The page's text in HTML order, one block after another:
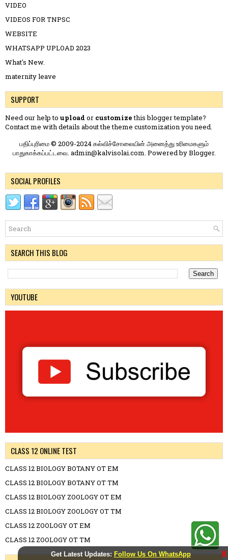
Get Latest Updates:Follow Us On WhatsApp X
VIDEO
VIDEOS FOR TNPSC
WEBSITE
WHATSAPP UPLOAD 2023
What's New.
maternity leave
SUPPORT
Need our help to upload or customizethis blogger template?
Contact me with details about the theme customization you need.
பதிப்புரிமை © 2009-2024 கல்விச்சோலையின் அனைத்து உரிமைகளும்
பாதுகாக்கப்பட்டவை. admin@kalvisolai.com. Powered byBlogger.
SOCIAL PROFILES
SEARCH THIS BLOG
YOUTUBE
CLASS 12 ONLINE TEST
CLASS 12 BIOLOGY BOTANY OT EM
CLASS 12 BIOLOGY BOTANY OT TM
CLASS 12 BIOLOGY ZOOLOGY OT EM
CLASS 12 BIOLOGY ZOOLOGY OT TM
CLASS 12 ZOOLOGY OT EM
CLASS 12 ZOOLOGY OT TM